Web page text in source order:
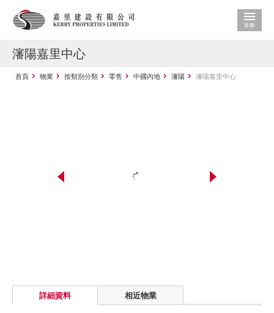
瀋陽嘉里中心
首頁 物業 按類別分類 零售 中國內地 瀋陽 瀋陽嘉里中心
詳細資料 相近物業